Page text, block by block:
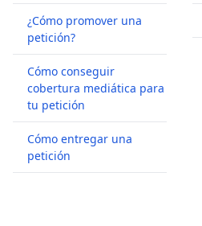
¿Cómo promover una
petición?
Cómo conseguir
cobertura mediática para
tu petición
Cómo entregar una
petición